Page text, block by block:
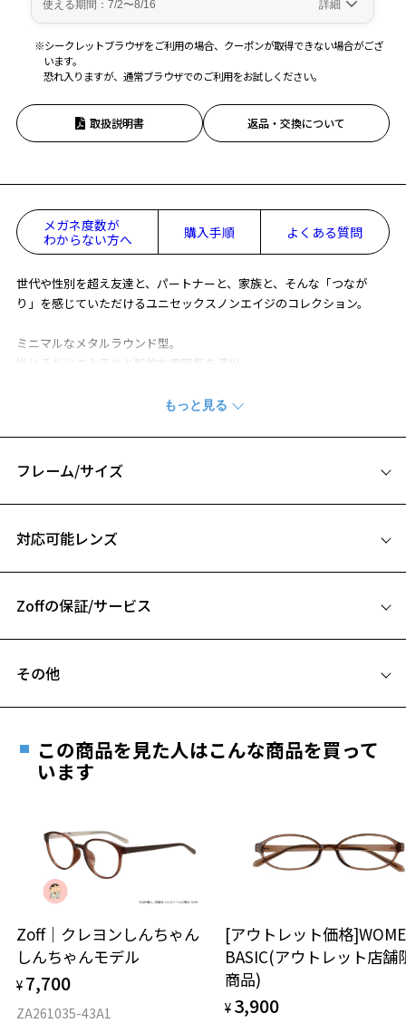
お気に入り
※シークレットブラウザをご利用の場合、クーポンが取得できない場合がござ
います。
恐れ入りますが、通常ブラウザでのご利用をお試しください。
取扱説明書 返品・交換について
メガネ度数が
わからない方へ
購入手順 よくある質問
世代や性別を超え友達と、パートナーと、家族と、そんな「つなが
り」を感じていただけるユニセックスノンエイジのコレクション。
ミニマルなメタルラウンド型。
掛けるだけで上品さと知的な雰囲気を演出。
※柄や色味の出方に個体差があり、画像と異なる場合がございます。
CLASSIC(クラシック) 特集ページをみる
※アウトレット商品は、販売から一定期間経過した商品などです。キ
ズ、汚れなどがあるB級品ではございません。
フレーム/サイズ
B ブリッジ(鼻部分)の横幅：20mm
仕上がり寸法
D 仕上がりの横幅：約128mm
対応可能レンズ
フレームとレンズの合計料金を知りたい方へ
Zoffの保証/サービス
安心1 フレーム１年間品質保証
きます。
※保証期間内に交換が行われた場合、保証期間は初期の期間から
延長されません。
安心2 視力測定無料
視力の変化を早めに発見するために、定期的な視
力測定をおすすめいたします。
その他
ご希望のお客さまは、「レンズ交換券」をお選びのうえ、
最寄りのZoff実店舗にてレンズをお買い求めください。
※サングラスやパッケージ品では「レンズ交換券」はお選び
談ください。
＜メガネの度数情報がわからない方へ＞
オンラインストアでフレームのみ購入して、
実店舗で度付きにできます
ご購入時に「レンズ交換券」をお選びいただくと、実店舗で
度数を測定のうえ、度付きレンズ（標準セットレンズ）へ無
この商品を見た人はこんな商品を買って
います
Zoff｜クレヨンしんちゃん
しんちゃんモデル
¥ 7,700
ZA261035-43A1
[アウトレット価格
BASIC(アウトレット店舗
商品)
¥ 3,900